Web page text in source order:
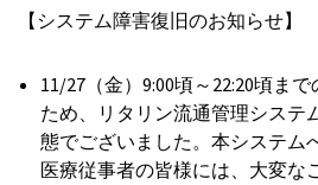
【システム障害復旧のお知らせ】
11/27（金）9:00頃～22:20頃ま
ため、リタリン流通管理システ
態でございました。本システム
医療従事者の皆様には、大変な